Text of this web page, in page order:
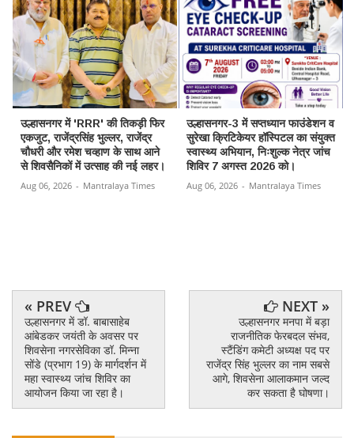
उल्हासनगर में 'RRR' की तिकड़ी फिर
एकजुट, राजेंद्रसिंह भुल्लर, राजेंद्र
चौधरी और रमेश चव्हाण के साथ आने
से शिवसैनिकों में उत्साह की नई लहर।
Aug 06, 2026 - Mantralaya Times
उल्हासनगर-3 में सप्तध्यान फाउंडेशन व
सुरेखा क्रिटिकेयर हॉस्पिटल का संयुक्त
स्वास्थ्य अभियान, निःशुल्क नेत्र जांच
शिविर 7 अगस्त 2026 को।
Aug 06, 2026 - Mantralaya Times
« PREV
उल्हासनगर में डॉ. बाबासाहेब
आंबेडकर जयंती के अवसर पर
शिवसेना नगरसेविका डॉ. मिन्ना
सोंडे (प्रभाग 19) के मार्गदर्शन में
महा स्वास्थ्य जांच शिविर का
आयोजन किया जा रहा है।
NEXT »
उल्हासनगर मनपा में बड़ा
राजनीतिक फेरबदल संभव,
स्टैंडिंग कमेटी अध्यक्ष पद पर
राजेंद्र सिंह भुल्लर का नाम सबसे
आगे, शिवसेना आलाकमान जल्द
कर सकता है घोषणा।